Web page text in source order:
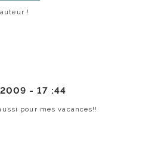
!
2009 -17 :44
pour mes vacances!!